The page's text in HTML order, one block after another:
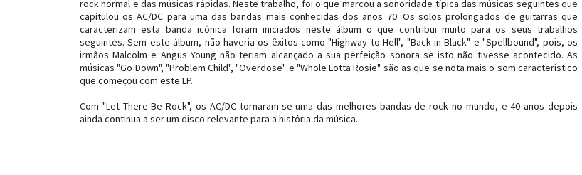
rock normal e das músicas rápidas. Neste trabalho, foi o que marcou a sonoridade típica das músicas seguintes que
capitulou os AC/DC para uma das bandas mais conhecidas dos anos 70. Os solos prolongados de guitarras que
caracterizam esta banda icónica foram iniciados neste álbum o que contribui muito para os seus trabalhos
seguintes. Sem este álbum, não haveria os êxitos como "Highway to Hell", "Back in Black" e "Spellbound", pois, os
irmãos Malcolm e Angus Young não teriam alcançado a sua perfeição sonora se isto não tivesse acontecido. As
músicas "Go Down", "Problem Child", "Overdose" e "Whole Lotta Rosie" são as que se nota mais o som característico
que começou com este LP.
Com "Let There Be Rock", os AC/DC tornaram-se uma das melhores bandas de rock no mundo, e 40 anos depois
ainda continua a ser um disco relevante para a história da música.